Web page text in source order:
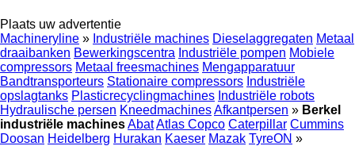
Plaats uw advertentie
Machineryline » Industriële machines Dieselaggregaten Metaal
draaibanken Bewerkingscentra Industriële pompen Mobiele
compressors Metaal freesmachines Mengapparatuur
Bandtransporteurs Stationaire compressors Industriële
opslagtanks Plasticrecyclingmachines Industriële robots
Hydraulische persen KneedmachinesAfkantpersen » Berkel
industriële machinesAbatAtlas Copco Caterpillar Cummins
Doosan Heidelberg Hurakan Kaeser Mazak TyreON »